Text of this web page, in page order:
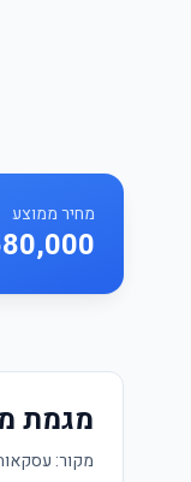
מחיר ממוצע
מגמת
מקור: